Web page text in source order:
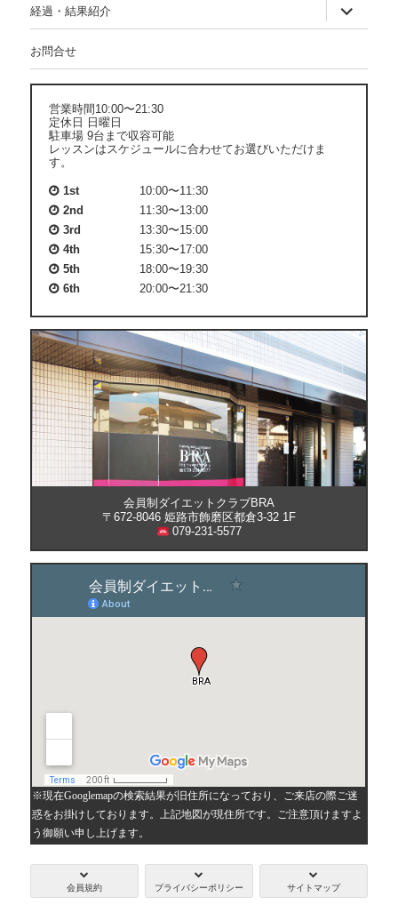
経過・結果紹介
ブ
メ
お問合せ
営業時間10:00〜21:30
定休日 日曜日
駐車場 9台まで収容可能
レッスンはスケジュールに合わせてお選びいただけま
す。
1st
10:00〜11:30
2nd
11:30〜13:00
3rd
13:30〜15:00
4th
15:30〜17:00
5th
18:00〜19:30
6th
20:00〜21:30
会員制ダイエットクラブBRA
〒672-8046 姫路市飾磨区都倉3-32 1F
079-231-5577
※現在Googlemapの検索結果が旧住所になっており、ご来店の際ご迷
惑をお掛けしております。上記地図が現住所です。ご注意頂けますよ
う御願い申し上げます。
会員規約 プライバシーポリシー サイトマップ